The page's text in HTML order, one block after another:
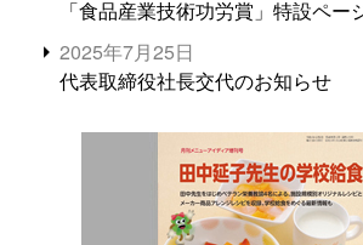
「食品産業技術功労賞」特設ペー
2025年7月25日
代表取締役社長交代のお知らせ